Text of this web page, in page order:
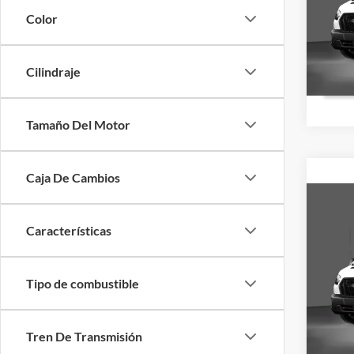
Color
Cilindraje
Tamaño Del Motor
Caja De Cambios
Características
Tipo de combustible
Tren De Transmisión
VIN:
VIN: